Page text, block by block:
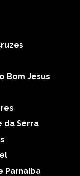
Bom Jesus
da Serra
Parnaíba